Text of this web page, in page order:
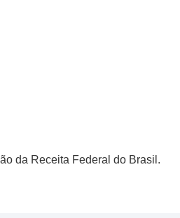
da Receita Federal do Brasil.